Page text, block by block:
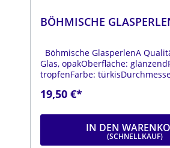
BÖHMISCHE
Böhmische GlasperlenA
Glas, opakOberfläche:
tropfenFarbe:
19,50 €*
IN DEN